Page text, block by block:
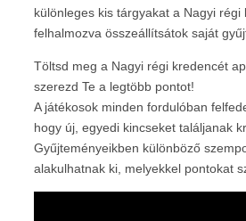
különleges kis tárgyakat a Nagyi régi
felhalmozva összeállítsátok saját
Töltsd meg a Nagyi régi kredencét
szerezd Te a legtöbb pontot!
A játékosok minden fordulóban
hogy új, egyedi kincseket találjanak
Gyűjteményeikben különböző
alakulhatnak ki, melyekkel pontokat